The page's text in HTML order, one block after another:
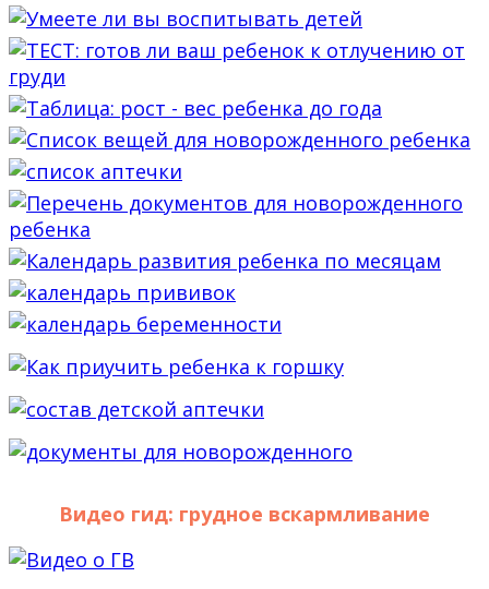
Видео гид: грудное вскармливание